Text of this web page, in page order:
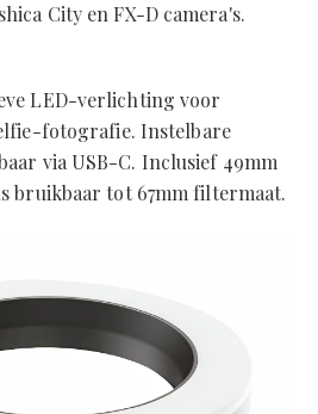
City en FX-D camera's.
LED-verlichting voor
fotografie. Instelbare
via USB-C. Inclusief 49mm
bruikbaar tot 67mm filtermaat.